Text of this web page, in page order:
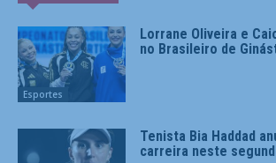
Esportes
Lorrane Oliveira e
no Brasileiro de
Tenista Bia Haddad
carreira neste